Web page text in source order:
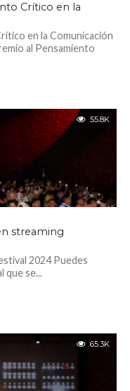
Crítico en la
en la Comunicación
al Pensamiento
55.8K
streaming
2024 Puedes
que se...
65.3K